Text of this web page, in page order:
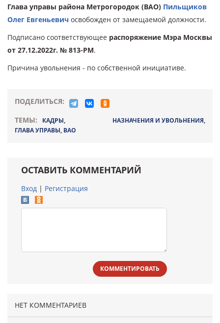
Глава управы района Метрогородок (ВАО) Пильщиков
Олег Евгеньевич освобожден от замещаемой должности.
Подписано соответствующее распоряжение Мэра Москвы
от 27.12.2022г. № 813-РМ.
Причина увольнения - по собственной инициативе.
ПОДЕЛИТЬСЯ:
ТЕМЫ:
КАДРЫ, НАЗНАЧЕНИЯ И УВОЛЬНЕНИЯ,
ГЛАВА УПРАВЫ, ВАО
ОСТАВИТЬ КОММЕНТАРИЙ
Вход | Регистрация
КОММЕНТИРОВАТЬ
НЕТ КОММЕНТАРИЕВ